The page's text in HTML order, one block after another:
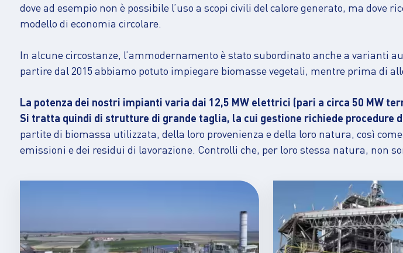
dove ad esempio non è possibile l’uso a scopi civili del calore generato, ma
modello di economia circolare.
In alcune circostanze, l’ammodernamento è stato subordinato anche a varianti
partire dal 2015 abbiamo potuto impiegare biomasse vegetali, mentre prima di
La potenza dei nostri impianti varia dai 12,5 MW elettrici (pari a circa 50 MW
Si tratta quindi di strutture di grande taglia, la cui gestione richiede procedure
partite di biomassa utilizzata, della loro provenienza e della loro natura, così
emissioni e dei residui di lavorazione. Controlli che, per loro stessa natura, non